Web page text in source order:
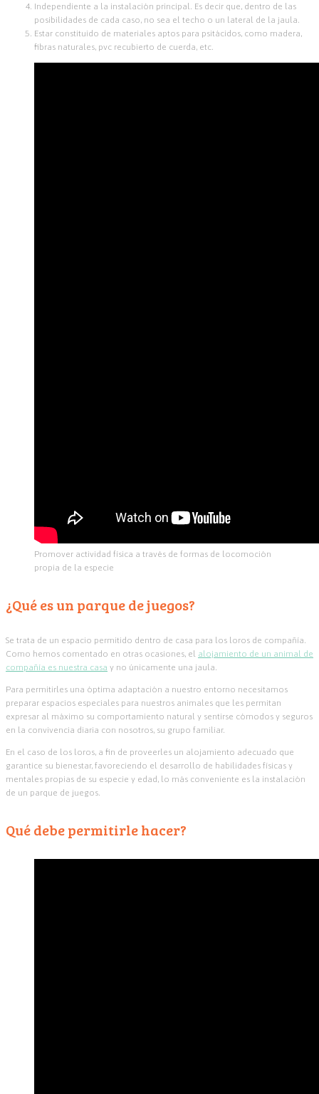
Independiente a la instalación principal. Es decir que, dentro de las
posibilidades de cada caso, no sea el techo o un lateral de la jaula.
Estar constituido de materiales aptos para psitácidos, como madera,
fibras naturales, pvc recubierto de cuerda, etc.
Promover actividad física a través de formas de locomoción
propia de la especie
¿Qué es un parque de juegos?
Se trata de un espacio permitido dentro de casa para los loros de compañía.
Como hemos comentado en otras ocasiones, el alojamiento de un animal de
compañía es nuestra casa y no únicamente una jaula.
Para permitirles una óptima adaptación a nuestro entorno necesitamos
preparar espacios especiales para nuestros animales que les permitan
expresar al máximo su comportamiento natural y sentirse cómodos y seguros
en la convivencia diaria con nosotros, su grupo familiar.
En el caso de los loros, a fin de proveerles un alojamiento adecuado que
garantice su bienestar, favoreciendo el desarrollo de habilidades físicas y
mentales propias de su especie y edad, lo más conveniente es la instalación
de un parque de juegos.
Qué debe permitirle hacer?